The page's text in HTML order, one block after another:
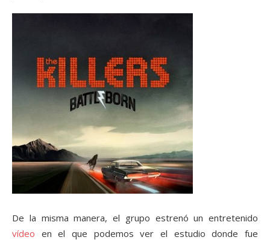
De la misma manera, el grupo estrenó un entretenido
vídeo en el que podemos ver el estudio donde fue